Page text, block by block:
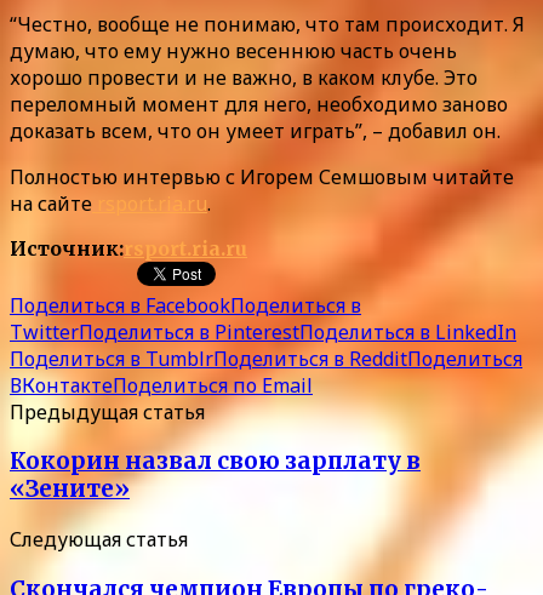
“Честно, вообще не понимаю, что там происходит. Я
думаю, что ему нужно весеннюю часть очень
хорошо провести и не важно, в каком клубе. Это
переломный момент для него, необходимо заново
доказать всем, что он умеет играть”, – добавил он.
Полностью интервью с Игорем Семшовым читайте
на сайте rsport.ria.ru.
Источник:rsport.ria.ru
Поделиться в FacebookПоделиться в
TwitterПоделиться в PinterestПоделиться в LinkedIn
Поделиться в TumblrПоделиться в RedditПоделиться
ВКонтактеПоделиться по Email
Предыдущая статья
Кокорин назвал свою зарплату в
«Зените»
Следующая статья
Скончался чемпион Европы по греко-